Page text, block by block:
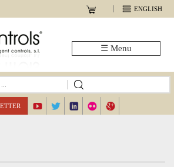
ENGLISH
☰ Menu